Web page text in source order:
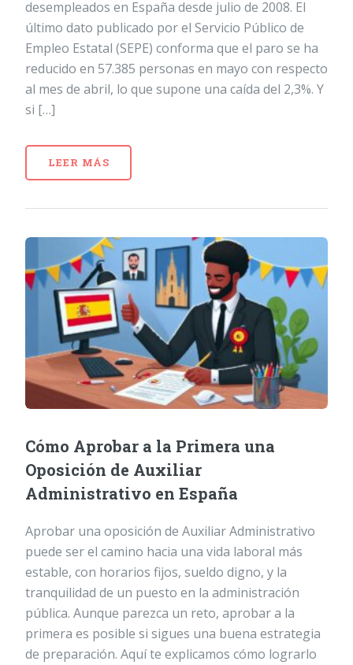
desempleados en España desde julio de 2008. El
último dato publicado por el Servicio Público de
Empleo Estatal (SEPE) conforma que el paro se ha
reducido en 57.385 personas en mayo con respecto
al mes de abril, lo que supone una caída del 2,3%. Y
si […]
LEER MÁS
Cómo Aprobar a la Primera una
Oposición de Auxiliar
Administrativo en España
Aprobar una oposición de Auxiliar Administrativo
puede ser el camino hacia una vida laboral más
estable, con horarios fijos, sueldo digno, y la
tranquilidad de un puesto en la administración
pública. Aunque parezca un reto, aprobar a la
primera es posible si sigues una buena estrategia
de preparación. Aquí te explicamos cómo lograrlo